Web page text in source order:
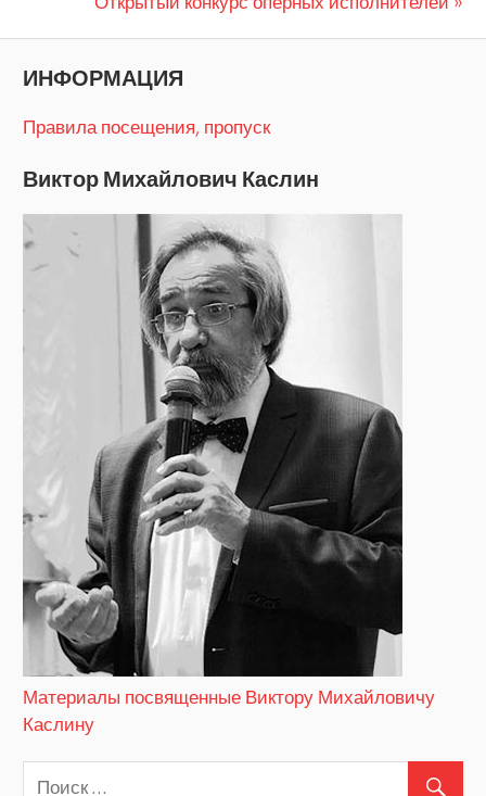
записям
ИНФОРМАЦИЯ
Правила посещения, пропуск
Виктор Михайлович Каслин
Материалы посвященные Виктору Михайловичу
Каслину